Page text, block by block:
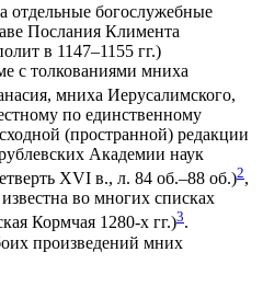
отдельные богослужебные
Послания Климента
в 1147–1155 гг.)
с толкованиями мниха
мниха Иерусалимского,
по единственному
(пространной) редакции
Академии наук
XVI в., л. 84 об.–88 об.)2,
во многих списках
Кормчая 1280-х гг.)3.
произведений мних